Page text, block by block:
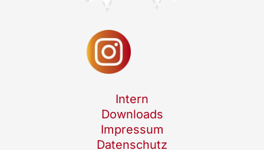
Intern
Downloads
Impressum
Datenschutz